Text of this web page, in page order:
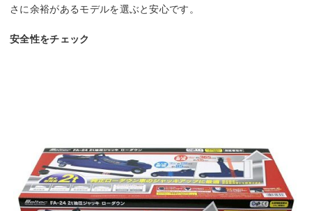
さに余裕があるモデルを選ぶと安心です。
安全性をチェック